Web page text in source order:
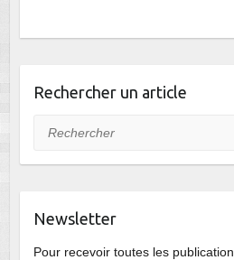
Rechercher un article
Rechercher
Newsletter
Pour recevoir toutes les